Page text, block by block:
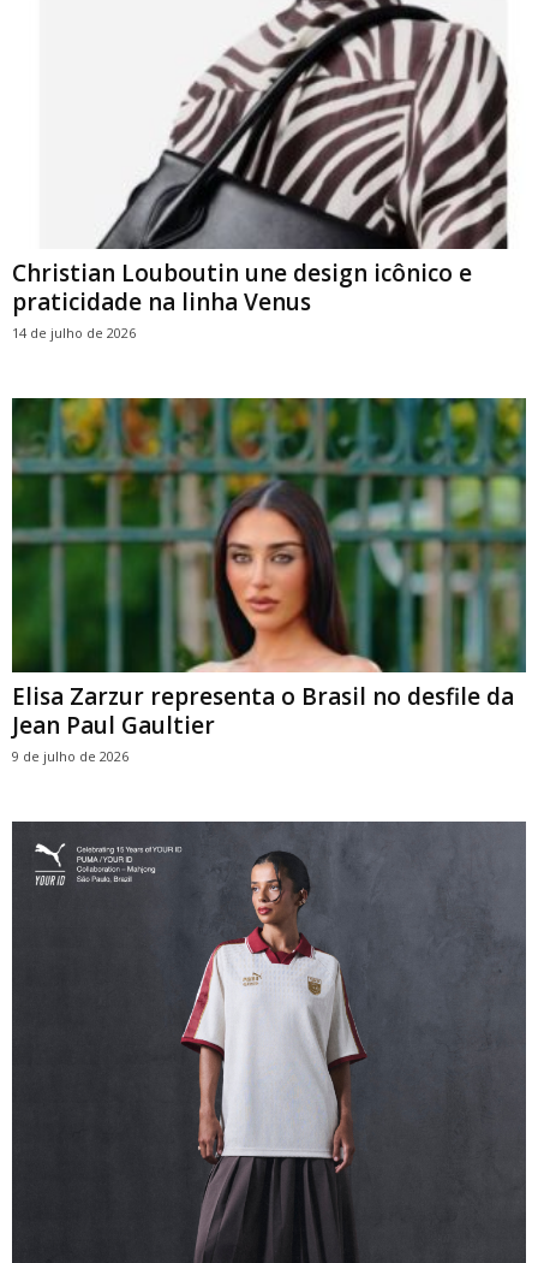
Christian Louboutin une design icônico e
praticidade na linha Venus
14 de julho de 2026
Elisa Zarzur representa o Brasil no desfile da
Jean Paul Gaultier
9 de julho de 2026